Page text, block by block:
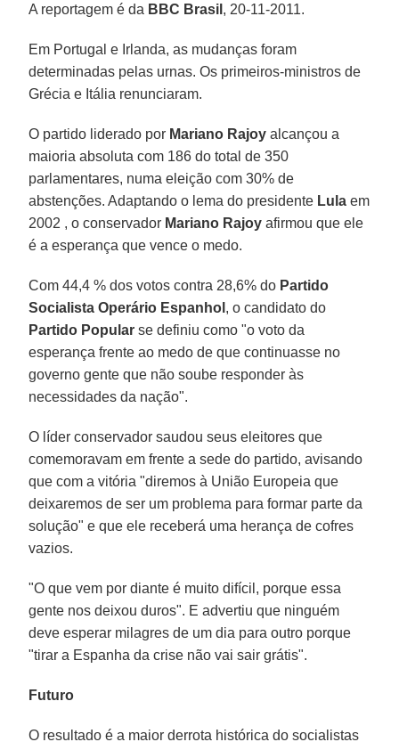
A reportagem é da BBC Brasil , 20-11-2011.
Em Portugal e Irlanda, as mudanças foram
determinadas pelas urnas. Os primeiros-ministros de
Grécia e Itália renunciaram.
O partido liderado por Mariano Rajoy alcançou a
maioria absoluta com 186 do total de 350
parlamentares, numa eleição com 30% de
abstenções. Adaptando o lema do presidente Lula em
2002 , o conservador Mariano Rajoy afirmou que ele
é a esperança que vence o medo.
Com 44,4 % dos votos contra 28,6% do Partido
Socialista Operário Espanhol , o candidato do
Partido Popular se definiu como "o voto da
esperança frente ao medo de que continuasse no
governo gente que não soube responder às
necessidades da nação".
O líder conservador saudou seus eleitores que
comemoravam em frente a sede do partido, avisando
que com a vitória "diremos à União Europeia que
deixaremos de ser um problema para formar parte da
solução" e que ele receberá uma herança de cofres
vazios.
"O que vem por diante é muito difícil, porque essa
gente nos deixou duros". E advertiu que ninguém
deve esperar milagres de um dia para outro porque
"tirar a Espanha da crise não vai sair grátis".
Futuro
O resultado é a maior derrota histórica do socialistas